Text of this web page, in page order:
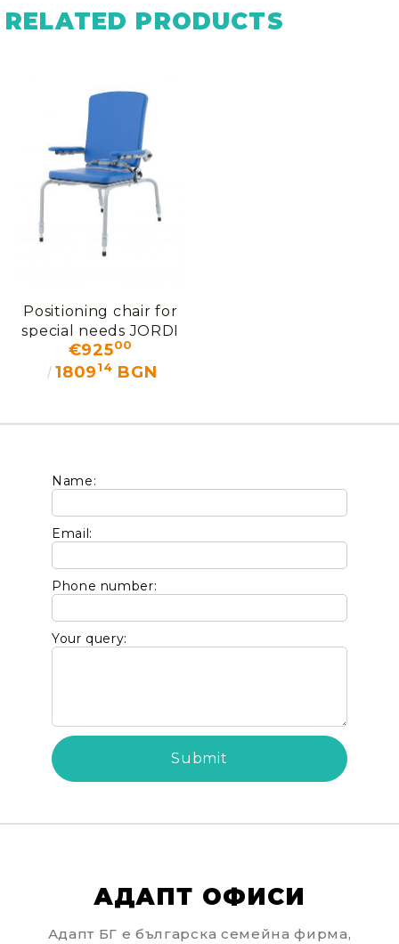
RELATED PRODUCTS
Positioning chair for
special needs JORDI
€92500
180914 BGN
Name:
Email:
Phone number:
Your query:
АДАПТ ОФИСИ
Адапт БГ е българска семейна фирма,